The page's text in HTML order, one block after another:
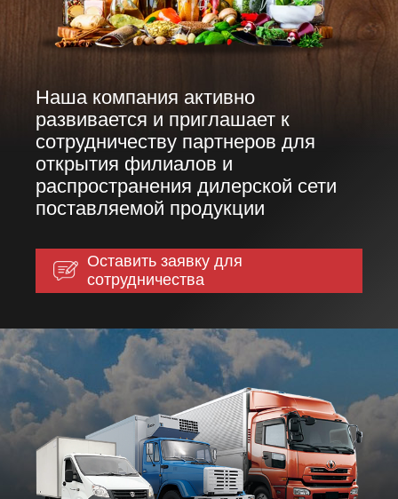
Наша компания активно
развивается и приглашает к
сотрудничеству партнеров для
открытия филиалов и
распространения дилерской сети
поставляемой продукции
Оставить заявку для
сотрудничества